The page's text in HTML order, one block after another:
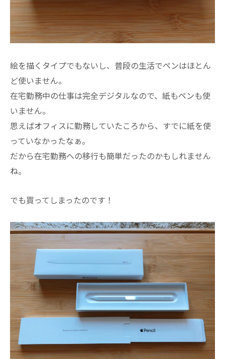
絵を描くタイプでもないし、普段の生活でペンはほとん
ど使いません。
在宅勤務中の仕事は完全デジタルなので、紙もペンも使
いません。
思えばオフィスに勤務していたころから、すでに紙を使
っていなかったなぁ。
だから在宅勤務への移行も簡単だったのかもしれません
ね。
でも買ってしまったのです！